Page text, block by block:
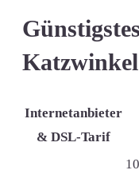
Internetanbieter
& DSL-Tarif